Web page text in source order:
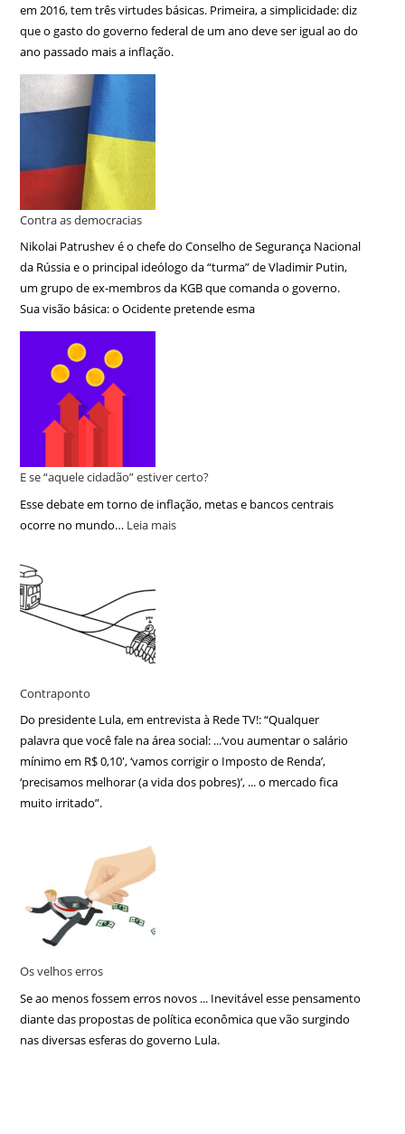
em 2016, tem três virtudes básicas. Primeira, a simplicidade: diz
que o gasto do governo federal de um ano deve ser igual ao do
ano passado mais a inflação.
Contra as democracias
Nikolai Patrushev é o chefe do Conselho de Segurança Nacional
da Rússia e o principal ideólogo da “turma” de Vladimir Putin,
um grupo de ex-membros da KGB que comanda o governo.
Sua visão básica: o Ocidente pretende esma
E se “aquele cidadão” estiver certo?
Esse debate em torno de inflação, metas e bancos centrais
ocorre no mundo… Leia mais
Contraponto
Do presidente Lula, em entrevista à Rede TV!: “Qualquer
palavra que você fale na área social: ...‘vou aumentar o salário
mínimo em R$ 0,10′, ‘vamos corrigir o Imposto de Renda’,
‘precisamos melhorar (a vida dos pobres)’, ... o mercado fica
muito irritado”.
Os velhos erros
Se ao menos fossem erros novos ... Inevitável esse pensamento
diante das propostas de política econômica que vão surgindo
nas diversas esferas do governo Lula.